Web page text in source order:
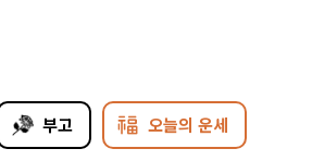
부고 오늘의 운세